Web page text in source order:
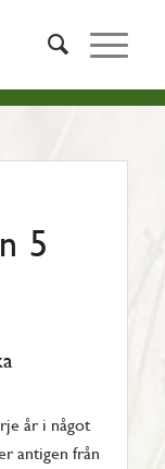
5
år i något
antigen från